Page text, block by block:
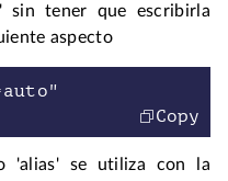
tener que escribirla
aspecto
Copy
'alias' se utiliza con la